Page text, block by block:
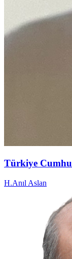
Türkiye
H.Anıl Aslan